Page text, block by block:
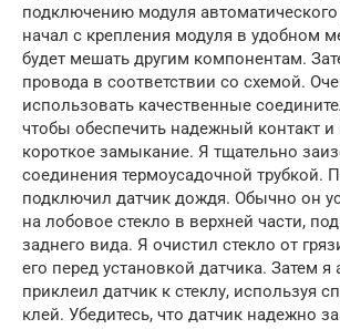
подключению модуля
начал с крепления модуля в удобном
будет мешать другим компонентам.
провода в соответствии со схемой.
использовать качественные
чтобы обеспечить надежный контакт и
короткое замыкание. Я тщательно
соединения термоусадочной трубкой.
подключил датчик дождя. Обычно он
на лобовое стекло в верхней части,
заднего вида. Я очистил стекло от
его перед установкой датчика. Затем я
приклеил датчик к стеклу, используя
клей. Убедитесь, что датчик надежно